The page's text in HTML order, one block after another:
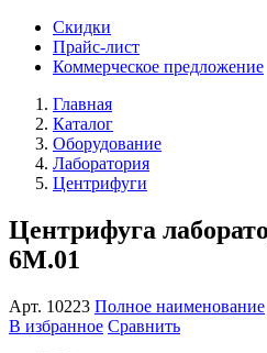
Скидки
Прайс-лист
Коммерческое предложение
Главная
Каталог
Оборудование
Лаборатория
Центрифуги
Центрифуга
6M.01
Арт. 10223 Полное наименование
В избранное Сравнить